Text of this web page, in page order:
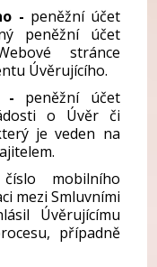
- peněžní účet
peněžní účet
stránce
Úvěrujícího.
- peněžní účet
o Úvěr či
je veden na
číslo mobilního
mezi Smluvními
Úvěrujícímu
případně